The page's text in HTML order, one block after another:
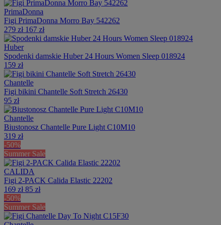
PrimaDonna
Figi PrimaDonna Morro Bay 542262
279 zł 167 zł
Huber
Spodenki damskie Huber 24 Hours Women Sleep 018924
159 zł
Chantelle
Figi bikini Chantelle Soft Stretch 26430
95 zł
Chantelle
Biustonosz Chantelle Pure Light C10M10
319 zł
-50%
Summer Sale
CALIDA
Figi 2-PACK Calida Elastic 22202
169 zł 85 zł
-50%
Summer Sale